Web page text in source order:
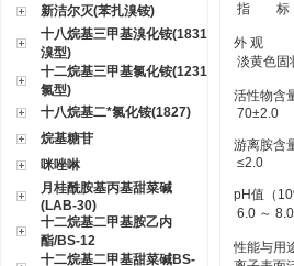
新洁尔灭(苯扎溴铵)
十八烷基三甲基溴化铵(1831
溴型)
十二烷基三甲基氯化铵(1231
氯型)
十八烷基二*氯化铵(1827)
烷基糖苷
咪唑啉
月桂酰胺基丙基甜菜碱
(LAB-30)
十二烷基二甲基胺乙内
酯/BS-12
十二烷基二甲基甜菜碱BS-
指 标
外 观
淡黄色固
活性物含
70±2.0
游离胺含
≤2.0
pH值（
6.0 ～ 8.0
性能与用